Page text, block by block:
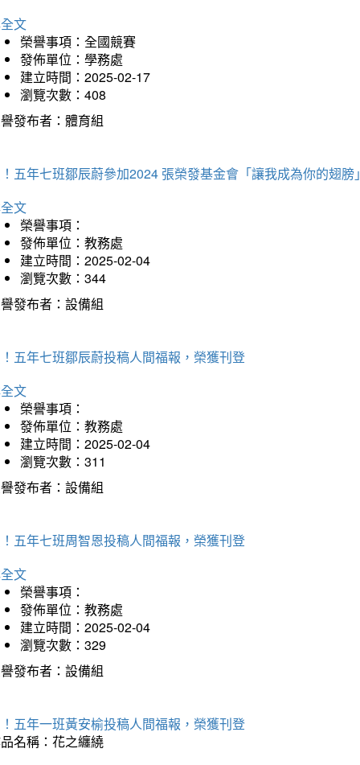
文
榮譽事項：全國競賽
發佈單位：學務處
建立時間：2025-02-17
瀏覽次數：408
發布者：體育組
五年七班鄒辰蔚參加2024 張榮發基金會「讓我成為你的翅
文
榮譽事項：
發佈單位：教務處
建立時間：2025-02-04
瀏覽次數：344
發布者：設備組
五年七班鄒辰蔚投稿人間福報，榮獲刊登
文
榮譽事項：
發佈單位：教務處
建立時間：2025-02-04
瀏覽次數：311
發布者：設備組
五年七班周智恩投稿人間福報，榮獲刊登
文
榮譽事項：
發佈單位：教務處
建立時間：2025-02-04
瀏覽次數：329
發布者：設備組
五年一班黃安榆投稿人間福報，榮獲刊登
名稱：花之纏繞